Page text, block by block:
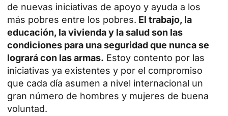
de nuevas iniciativas de apoyo y ayuda a los
más pobres entre los pobres. El trabajo, la
educación, la vivienda y la salud son las
condiciones para una seguridad que nunca se
logrará con las armas. Estoy contento por las
iniciativas ya existentes y por el compromiso
que cada día asumen a nivel internacional un
gran número de hombres y mujeres de buena
voluntad.